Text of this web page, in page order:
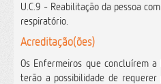
U.C.9 - Reabilitação da pessoa
respiratório.
Acreditação(ões)
Os Enfermeiros que concluírem a
terão a possibilidade de